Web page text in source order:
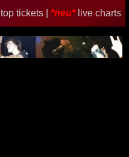
top tickets | *neu* live charts